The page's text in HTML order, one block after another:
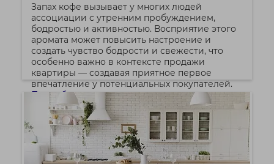
Запах кофе вызывает у многих людей
ассоциации с утренним пробуждением,
бодростью и активностью. Восприятие этого
аромата может повысить настроение и
создать чувство бодрости и свежести, что
особенно важно в контексте продажи
квартиры — создавая приятное первое
впечатление у потенциальных покупателей.
Подробнее